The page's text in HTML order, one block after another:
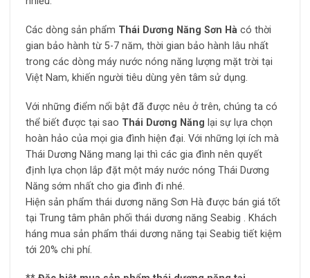
Các dòng sản phẩm Thái Dương Năng Sơn Hàcó thời
gian bảo hành từ 5-7 năm, thời gian bảo hành lâu nhất
trong các dòng máy nước nóng năng lượng mặt trời tại
Việt Nam, khiến người tiêu dùng yên tâm sử dụng.
Với những điểm nổi bật đã được nêu ở trên, chúng ta có
thể biết được tại sao Thái Dương Năng lại sự lựa chọn
hoàn hảo của mọi gia đình hiện đại. Với những lợi ích mà
Thái Dương Năng mang lại thì các gia đình nên quyết
định lựa chọn lắp đặt một máy nước nóng Thái Dương
Năng sớm nhất cho gia đình đi nhé.
Hiện sản phẩm thái dương năng Sơn Hà được bán giá tốt
tại Trung tâm phân phối thái dương năng Seabig . Khách
háng mua sản phẩm thái dương năng tại Seabig tiết kiệm
tới 20% chi phí.